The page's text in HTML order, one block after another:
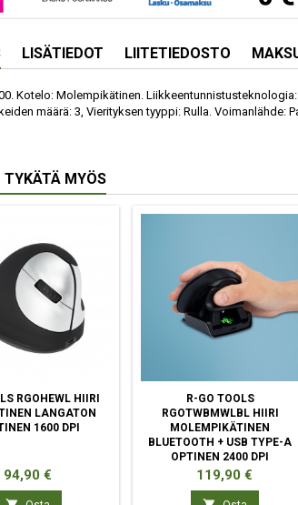
LISÄTIEDOT LIITETIEDOSTO
Kotelo: Molempikätinen.
määrä: 3, Vierityksen tyyppi: Rulla. Voimanlähde:
TYKÄTÄ MYÖS
RGOHEWL HIIRI
LANGATON
1600 DPI
Hinta
94,90 €
R-GO TOOLS
RGOTWBMWLBL HIIRI
MOLEMPIKÄTINEN
BLUETOOTH + USB TYPE-A
OPTINEN 2400 DPI
Hinta
119,90 €